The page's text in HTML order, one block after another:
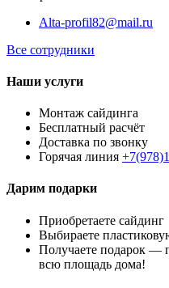
Alta-profil82@mail.ru
Все сотрудники
Наши услуги
Монтаж сайдинга
Бесплатный расчёт
Доставка по звонку
Горячая линия
Дарим подарки
Приобретаете сайдинг
Выбираете
Получаете подарок —
всю площадь дома!